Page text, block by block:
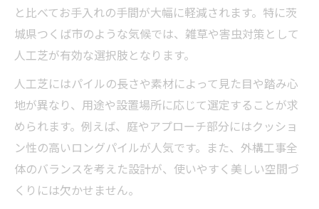
と比べてお手入れの手間が大幅に軽減されます。特に茨
城県つくば市のような気候では、雑草や害虫対策として
人工芝が有効な選択肢となります。
人工芝にはパイルの長さや素材によって見た目や踏み心
地が異なり、用途や設置場所に応じて選定することが求
められます。例えば、庭やアプローチ部分にはクッショ
ン性の高いロングパイルが人気です。また、外構工事全
体のバランスを考えた設計が、使いやすく美しい空間づ
くりには欠かせません。